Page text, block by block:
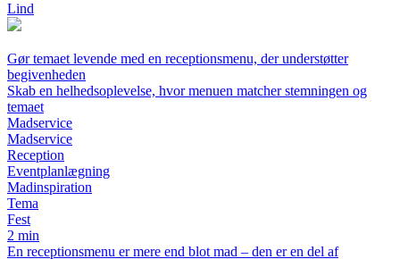
Lind
Gør temaet levende med en receptionsmenu, der understøtter
begivenheden
Skab en helhedsoplevelse, hvor menuen matcher stemningen og
temaet
Madservice
Madservice
Reception
Eventplanlægning
Madinspiration
Tema
Fest
2 min
En receptionsmenu er mere end blot mad – den er en del af